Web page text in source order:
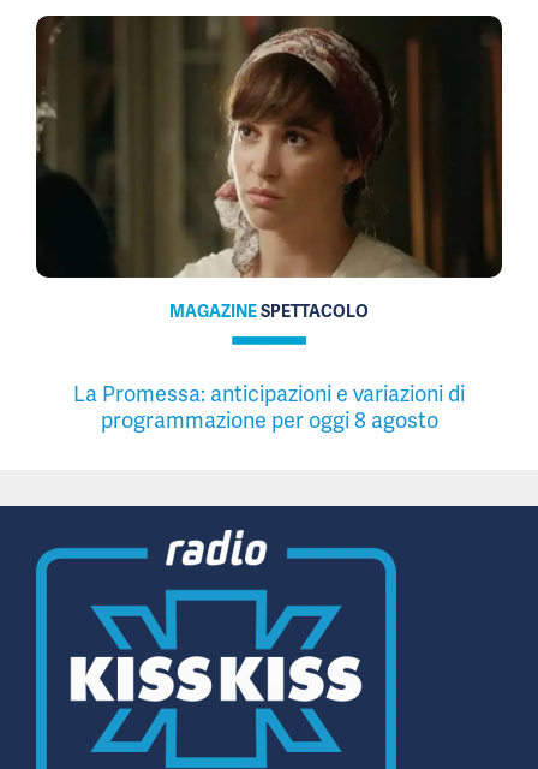
MAGAZINESPETTACOLO
La Promessa: anticipazioni e variazioni di
programmazione per oggi 8 agosto